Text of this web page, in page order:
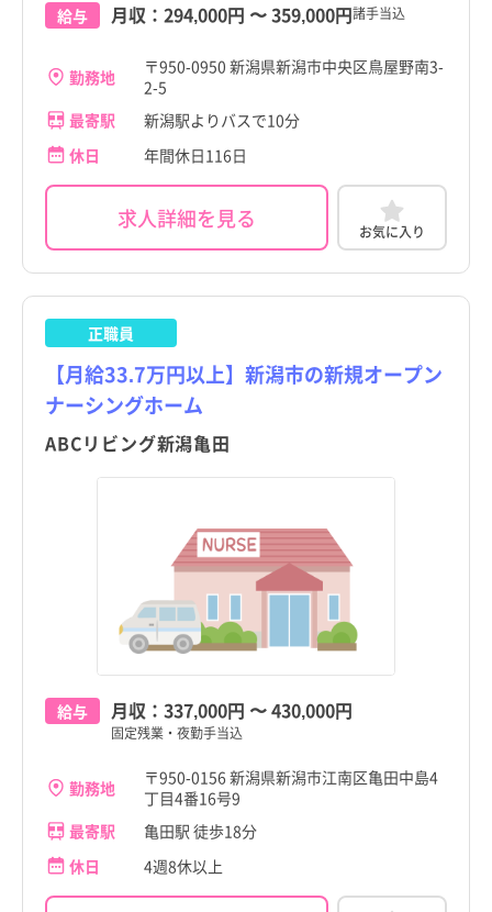
給与 月収： 294,000円 〜359,000円諸手当込
勤務地
〒950-0950 新潟県新潟市中央区鳥屋野南3-
2-5
最寄駅
新潟駅よりバスで10分
休日
年間休日116日
求人詳細を見る お気に入り
正職員
【月給33.7万円以上】新潟市の新規オープン
ナーシングホーム
ABCリビング新潟亀田
給与 月収： 337,000円 〜430,000円
固定残業・夜勤手当込
勤務地
〒950-0156 新潟県新潟市江南区亀田中島4
丁目4番16号9
最寄駅
亀田駅 徒歩18分
休日
4週8休以上